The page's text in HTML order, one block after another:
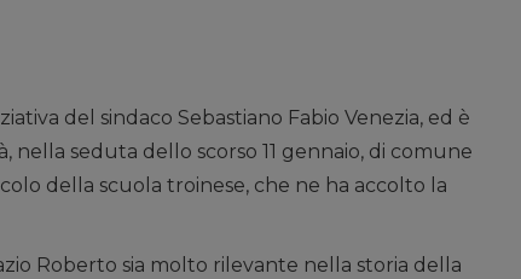
del sindaco Sebastiano Fabio Venezia, ed è
nella seduta dello scorso 11 gennaio, di comune
della scuola troinese, che ne ha accolto la
Roberto sia molto rilevante nella storia della